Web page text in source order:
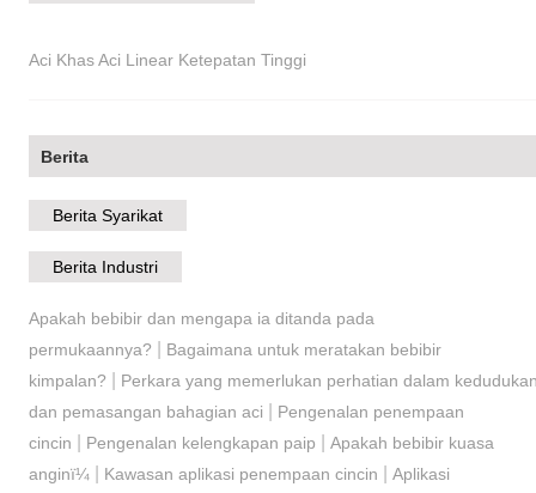
Aci Khas Aci Linear Ketepatan Tinggi
Berita
Berita Syarikat
Berita Industri
Apakah bebibir dan mengapa ia ditanda pada
permukaannya?
Bagaimana untuk meratakan bebibir
kimpalan?
Perkara yang memerlukan perhatian dalam
dan pemasangan bahagian aci
Pengenalan penempaan
cincin
Pengenalan kelengkapan paip
Apakah bebibir kuasa
anginï¼| Kawasan aplikasi penempaan cincin
Aplikasi